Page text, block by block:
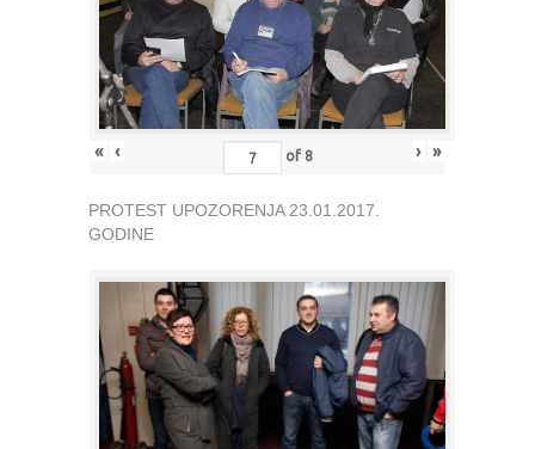
« ‹ of 8 › »
PROTEST UPOZORENJA 23.01.2017.
GODINE